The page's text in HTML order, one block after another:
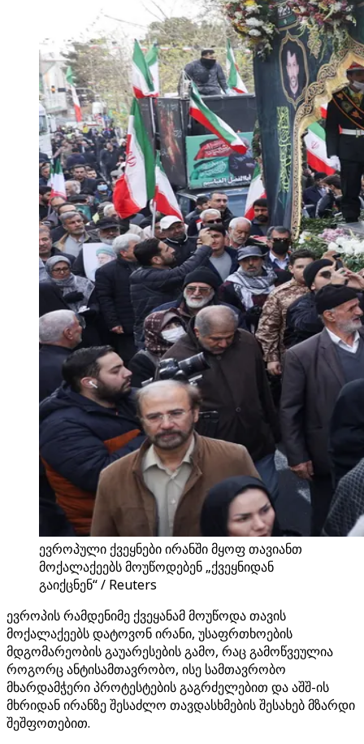
ევროპული ქვეყნები ირანში მყოფ თავიანთ
მოქალაქეებს მოუწოდებენ „ქვეყნიდან
გაიქცნენ“ / Reuters
ევროპის რამდენიმე ქვეყანამ მოუწოდა თავის
მოქალაქეებს დატოვონ ირანი, უსაფრთხოების
მდგომარეობის გაუარესების გამო, რაც გამოწვეულია
როგორც ანტისამთავრობო, ისე სამთავრობო
მხარდამჭერი პროტესტების გაგრძელებით და აშშ-ის
მხრიდან ირანზე შესაძლო თავდასხმების შესახებ მზარდი
შეშფოთებით.